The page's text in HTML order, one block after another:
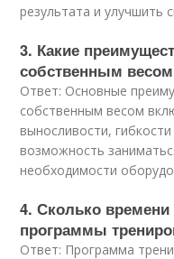
результата и улучшить
3. Какие
собственным
Ответ: Основные
собственным весом
выносливости,
возможность
необходимости
4. Сколько
программы
Ответ: Программа